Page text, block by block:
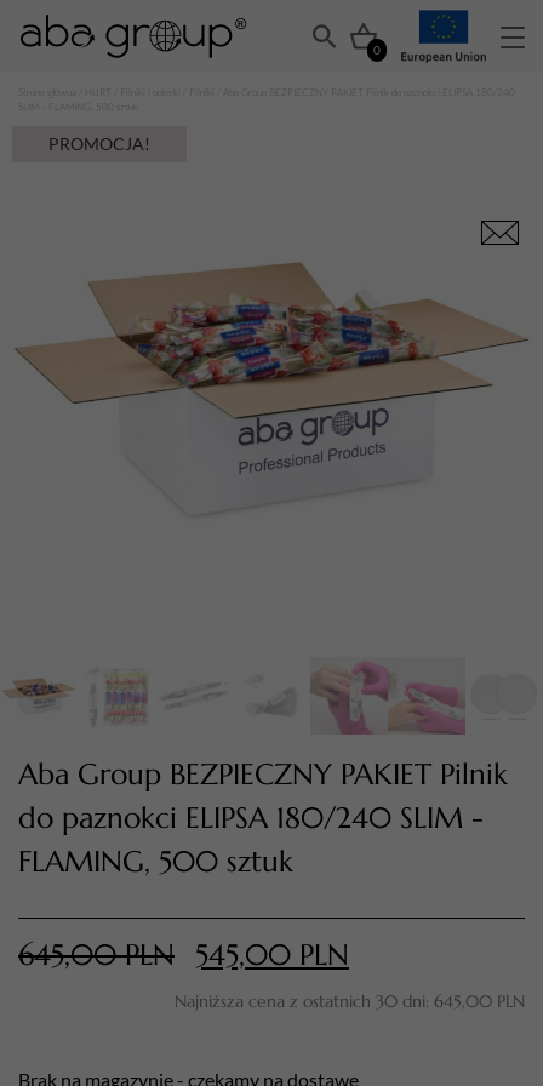
0
TWÓJ KOSZYK (
PRZEJDŹ DO KOSZYKA
Pilniki i polerki Pilniki
/ Aba Group BEZPIECZNY PAKIET Pilnik do paznokci ELIPSA 180/240
SLIM – FLAMING, 500 sztuk
PROMOCJA!
Aba Group BEZPIECZNY PAKIET Pilnik
do paznokci ELIPSA 180/240 SLIM -
FLAMING, 500 sztuk
645,00PLN 545,00 PLN
Najniższa cena z ostatnich 30 dni: 645,00 PLN
Brak na magazynie - czekamy na dostawę